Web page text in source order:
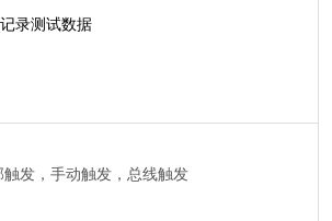
录测试数据
触发，手动触发，总线触发